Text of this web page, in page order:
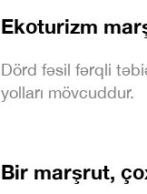
Ekoturizm
Dörd fəsil fərqli
yolları mövcuddur.
Bir marşrut,